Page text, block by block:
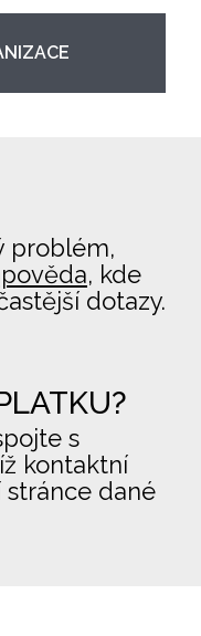
problém,
, kde
dotazy.
s
kontaktní
dané